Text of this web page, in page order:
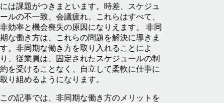
には課題がつきまといます。時差、スケジュ
ールの不一致、会議疲れ。これらはすべて、
非効率と機会喪失の原因になりえます。 非同
期な働き方は、これらの問題を解決に導きま
す。非同期な働き方を取り入れることによ
り、従業員は、固定されたスケジュールの制
約を受けることなく、自立して柔軟に仕事に‌
取り組めるようになります。
この記事では、非同期な働き方のメリットを